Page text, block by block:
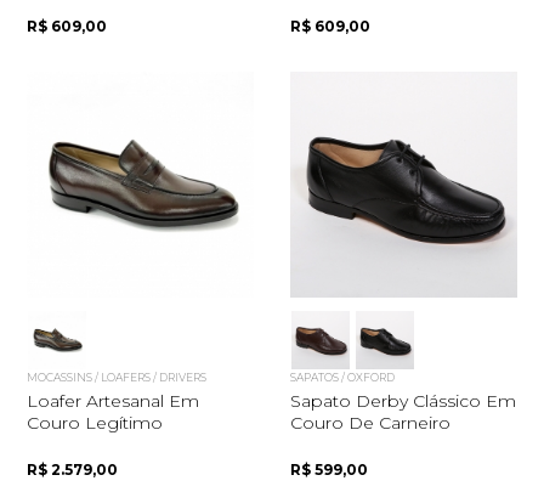
R$ 609,00 R$ 609,00
MOCASSINS / LOAFERS / DRIVERS
Loafer Artesanal Em
Couro Legítimo
R$ 2.579,00
SAPATOS / OXFORD
Sapato Derby Clássico Em
Couro De Carneiro
R$ 599,00